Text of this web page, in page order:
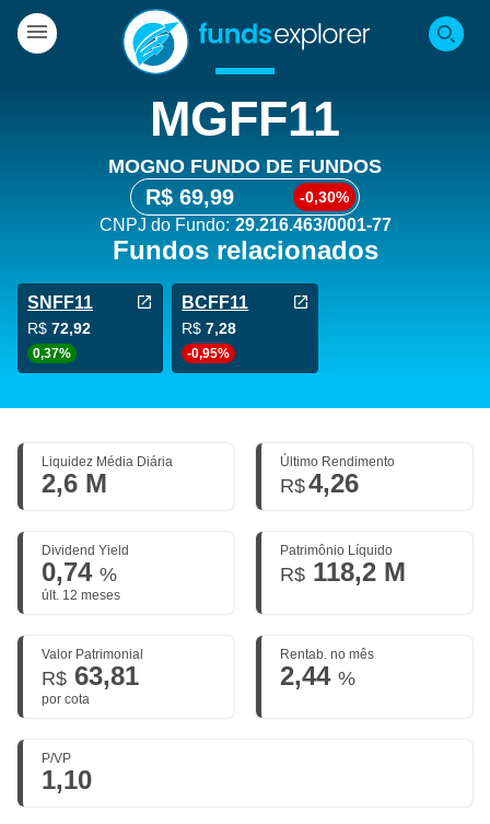
MGFF11
MOGNO FUNDO DE FUNDOS
R$ 69,99 -0,30%
CNPJ do Fundo: 29.216.463/0001-77
Fundos relacionados
SNFF11
R$ 72,92
0,37%
BCFF11
R$7,28
-0,95%
Liquidez Média Diária
2,6 M
Último Rendimento
R$4,26
Dividend Yield
0,74 %
últ. 12 meses
Patrimônio Líquido
R$ 118,2 M
Valor Patrimonial
R$ 63,81
por cota
Rentab. no mês
2,44 %
P/VP
1,10